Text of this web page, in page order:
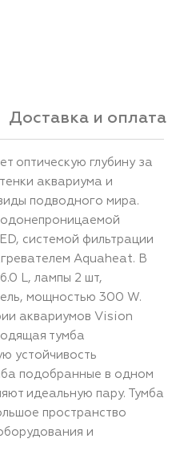
Доставка и оплата
оптическую глубину за
аквариума и
подводного мира.
системой фильтрации
Aquaheat. В
L, лампы 2 шт,
мощностью 300 W.
аквариумов Vision
тумба
устойчивость
подобранные в одном
идеальную пару. Тумба
пространство
и